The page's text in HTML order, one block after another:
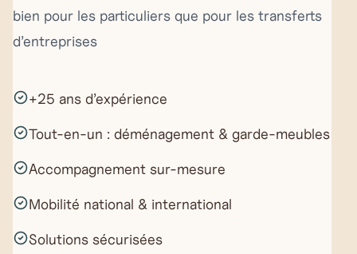
bien pour les particuliers que pour les transferts
d’entreprises
+25 ans d’expérience
Tout-en-un : déménagement & garde-meubles
Accompagnement sur-mesure
Mobilité national & international
Solutions sécurisées